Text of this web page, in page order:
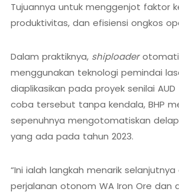
Tujuannya untuk menggenjot faktor
produktivitas, dan efisiensi ongkos
Dalam praktiknya, shiploader
menggunakan teknologi pemindai
diaplikasikan pada proyek senilai AUD
coba tersebut tanpa kendala, BHP
sepenuhnya mengotomatiskan
yang ada pada tahun 2023.
“Ini ialah langkah menarik
perjalanan otonom WA Iron Ore dan